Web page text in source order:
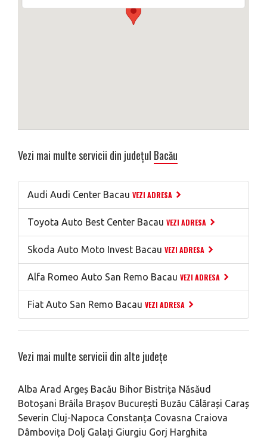
Vezi mai multe servicii din județul Bacău
Audi Audi Center Bacau VEZI ADRESA
Toyota Auto Best Center Bacau VEZI ADRESA
Skoda Auto Moto Invest Bacau VEZI ADRESA
Alfa Romeo Auto San Remo Bacau VEZI ADRESA
Fiat Auto San Remo Bacau VEZI ADRESA
Vezi mai multe servicii din alte județe
Alba Arad Argeș Bacău Bihor Bistrița Năsăud
Botoșani Brăila Brașov București Buzău Călărași Caraș
Severin Cluj-Napoca Constanța Covasna Craiova
Dâmbovița Dolj Galați Giurgiu Gorj Harghita